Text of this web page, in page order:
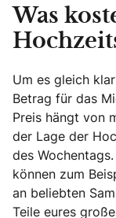
Was
Um es gleich
Betrag für das
Preis hängt von
der Lage der
des
können zum
an beliebten
Teile eures